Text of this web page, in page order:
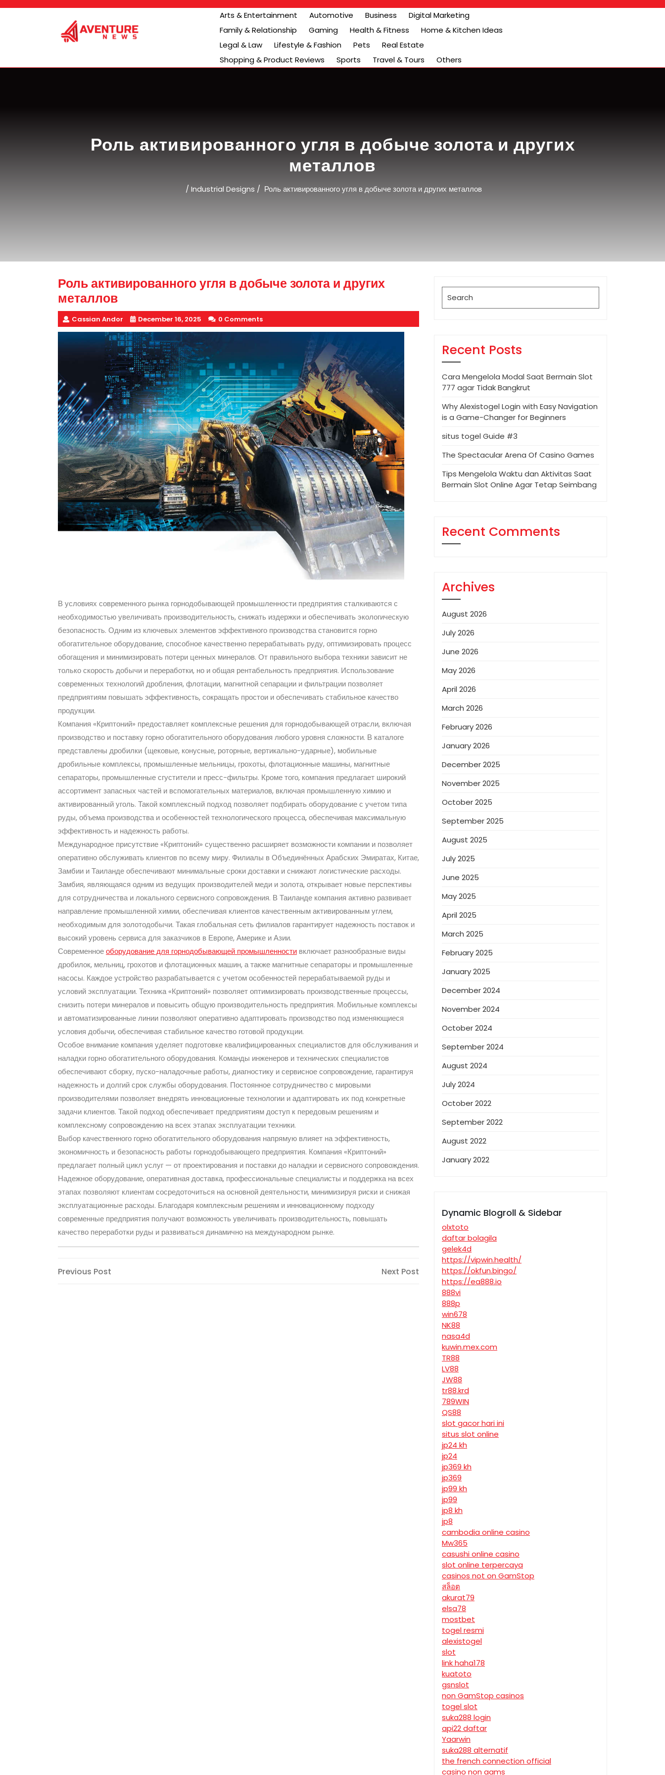
Arts & Entertainment Automotive Business
Digital Marketing
Family & Relationship
Gaming Health & Fitness
Home & Kitchen Ideas
Legal & Law
Lifestyle & Fashion Pets
Real Estate
Shopping & Product Reviews
Sports Travel & Tours Others
Роль активированного угля в добыче золота и других
металлов
/ Industrial Designs / Роль активированного угля в добыче золота и других металлов
Роль активированного угля в добыче золота и других
металлов
Cassian Andor December 16, 2025 0 Comments
В условиях современного рынка горнодобывающей промышленности предприятия сталкиваются с
необходимостью увеличивать производительность, снижать издержки и обеспечивать экологическую
безопасность. Одним из ключевых элементов эффективного производства становится горно
обогатительное оборудование, способное качественно перерабатывать руду, оптимизировать процесс
обогащения и минимизировать потери ценных минералов. От правильного выбора техники зависит не
только скорость добычи и переработки, но и общая рентабельность предприятия. Использование
современных технологий дробления, флотации, магнитной сепарации и фильтрации позволяет
предприятиям повышать эффективность, сокращать простои и обеспечивать стабильное качество
продукции.
Компания «Криптоний» предоставляет комплексные решения для горнодобывающей отрасли, включая
производство и поставку горно обогатительного оборудования любого уровня сложности. В каталоге
представлены дробилки (щековые, конусные, роторные, вертикально-ударные), мобильные
дробильные комплексы, промышленные мельницы, грохоты, флотационные машины, магнитные
сепараторы, промышленные сгустители и пресс-фильтры. Кроме того, компания предлагает широкий
ассортимент запасных частей и вспомогательных материалов, включая промышленную химию и
активированный уголь. Такой комплексный подход позволяет подбирать оборудование с учетом типа
руды, объема производства и особенностей технологического процесса, обеспечивая максимальную
эффективность и надежность работы.
Международное присутствие «Криптоний» существенно расширяет возможности компании и позволяет
оперативно обслуживать клиентов по всему миру. Филиалы в Объединённых Арабских Эмиратах, Китае,
Замбии и Таиланде обеспечивают минимальные сроки доставки и снижают логистические расходы.
Замбия, являющаяся одним из ведущих производителей меди и золота, открывает новые перспективы
для сотрудничества и локального сервисного сопровождения. В Таиланде компания активно развивает
направление промышленной химии, обеспечивая клиентов качественным активированным углем,
необходимым для золотодобычи. Такая глобальная сеть филиалов гарантирует надежность поставок и
высокий уровень сервиса для заказчиков в Европе, Америке и Азии.
Современноеоборудование для горнодобывающей промышленности включает разнообразные виды
дробилок, мельниц, грохотов и флотационных машин, а также магнитные сепараторы и промышленные
насосы. Каждое устройство разрабатывается с учетом особенностей перерабатываемой руды и
условий эксплуатации. Техника «Криптоний» позволяет оптимизировать производственные процессы,
снизить потери минералов и повысить общую производительность предприятия. Мобильные комплексы
и автоматизированные линии позволяют оперативно адаптировать производство под изменяющиеся
условия добычи, обеспечивая стабильное качество готовой продукции.
Особое внимание компания уделяет подготовке квалифицированных специалистов для обслуживания и
наладки горно обогатительного оборудования. Команды инженеров и технических специалистов
обеспечивают сборку, пуско-наладочные работы, диагностику и сервисное сопровождение, гарантируя
надежность и долгий срок службы оборудования. Постоянное сотрудничество с мировыми
производителями позволяет внедрять инновационные технологии и адаптировать их под конкретные
задачи клиентов. Такой подход обеспечивает предприятиям доступ к передовым решениям и
комплексному сопровождению на всех этапах эксплуатации техники.
Выбор качественного горно обогатительного оборудования напрямую влияет на эффективность,
экономичность и безопасность работы горнодобывающего предприятия. Компания «Криптоний»
предлагает полный цикл услуг — от проектирования и поставки до наладки и сервисного сопровождения.
Надежное оборудование, оперативная доставка, профессиональные специалисты и поддержка на всех
этапах позволяют клиентам сосредоточиться на основной деятельности, минимизируя риски и снижая
эксплуатационные расходы. Благодаря комплексным решениям и инновационному подходу
современные предприятия получают возможность увеличивать производительность, повышать
качество переработки руды и развиваться динамично на международном рынке.
Post
Previous
Previous Post Next Post
for:
Recent Posts
Cara Mengelola Modal Saat Bermain Slot
777 agar Tidak Bangkrut
Why Alexistogel Login with Easy Navigation
is a Game-Changer for Beginners
situs togel Guide #3
The Spectacular Arena Of Casino Games
Tips Mengelola Waktu dan Aktivitas Saat
Bermain Slot Online Agar Tetap Seimbang
Recent Comments
Archives
August 2026
July 2026
June 2026
May 2026
April 2026
March 2026
February 2026
January 2026
December 2025
November 2025
October 2025
September 2025
August 2025
July 2025
June 2025
May 2025
April 2025
March 2025
February 2025
January 2025
December 2024
November 2024
October 2024
September 2024
August 2024
July 2024
October 2022
September 2022
August 2022
January 2022
Dynamic Blogroll & Sidebar
olxtoto
daftar bolagila
gelek4d
https://vipwin.health/
https://okfun.bingo/
https://ea888.io
888vi
888p
win678
NK88
nasa4d
kuwin.mex.com
TR88
LV88
JW88
tr88.krd
789WIN
QS88
slot gacor hari ini
situs slot online
jp24 kh
jp24
jp369 kh
jp369
jp99 kh
jp99
jp8 kh
jp8
cambodia online casino
Mw365
casushi online casino
slot online terpercaya
casinos not on GamStop
สล็อต
akurat79
elsa78
mostbet
togel resmi
alexistogel
slot
link haha178
kuatoto
gsnslot
non GamStop casinos
togel slot
suka288 login
api22 daftar
Yaarwin
suka288 alternatif
the french connection official
casino non aams